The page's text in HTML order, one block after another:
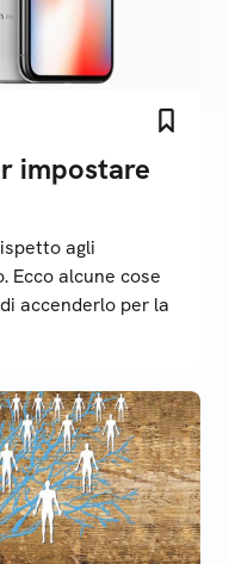
impostare
agli
Ecco alcune cose
accenderlo per la